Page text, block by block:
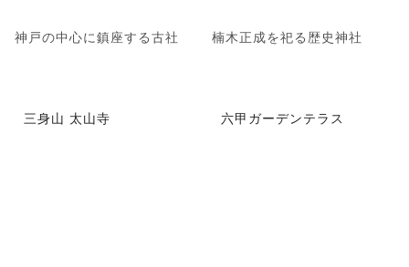
神戸の中心に鎮座する古社 楠木正成を祀る歴史神社
三身山 太山寺 六甲ガーデンテラス